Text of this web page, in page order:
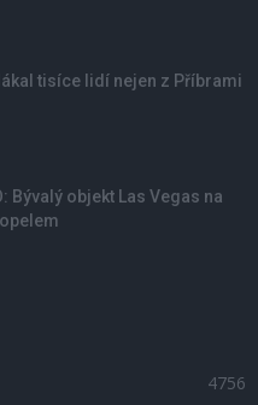
tisíce lidí nejen z Příbrami
Bývalý objekt Las Vegas na
4756